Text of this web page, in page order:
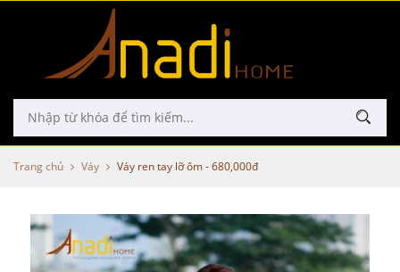
Trang chủ Váy Váy ren tay lỡ ôm - 680,000đ